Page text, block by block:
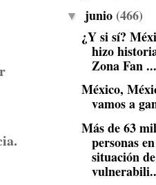
▼ junio (466)
¿Y si sí?
hizo
Zona Fan ...
México,
vamos a
Más de 63 mil
personas en
situación de